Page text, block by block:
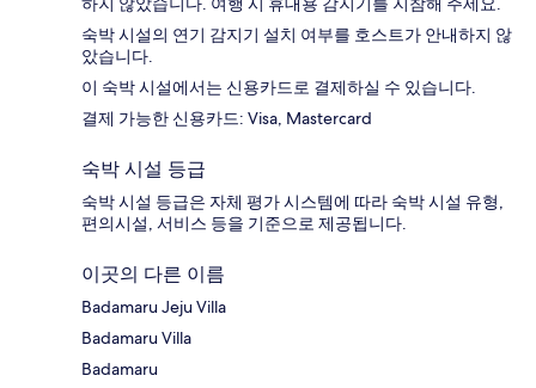
숙박 시설의 연기 감지기 설치 여부를 호스트가 안내하지 않
았습니다.
이 숙박 시설에서는 신용카드로 결제하실 수 있습니다.
결제 가능한 신용카드: Visa, Mastercard
숙박 시설 등급
숙박 시설 등급은 자체 평가 시스템에 따라 숙박 시설 유형,
편의시설, 서비스 등을 기준으로 제공됩니다.
이곳의 다른 이름
Badamaru Jeju Villa
Badamaru Villa
Badamaru